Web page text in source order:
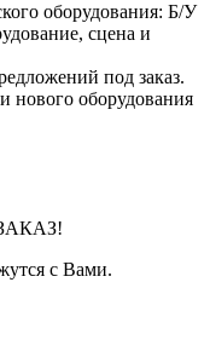
оборудования: Б/У
сцена и
под заказ.
нового оборудования
с Вами.